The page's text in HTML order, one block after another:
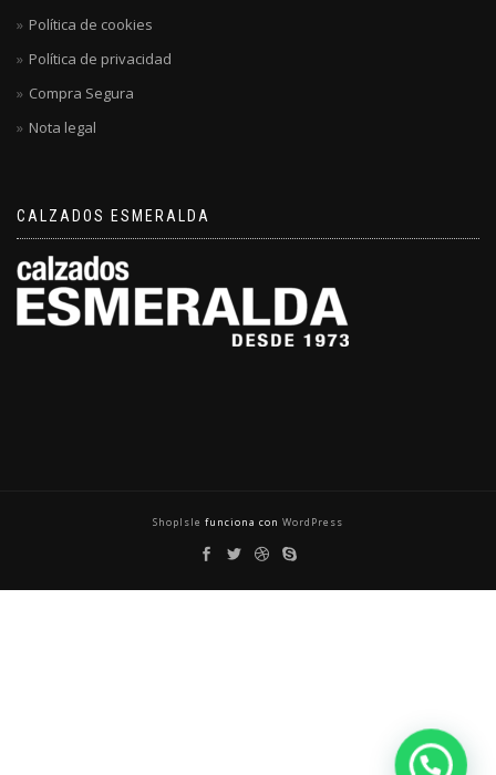
Política de cookies
Política de privacidad
Compra Segura
Nota legal
CALZADOS ESMERALDA
ShopIsle funciona con WordPress